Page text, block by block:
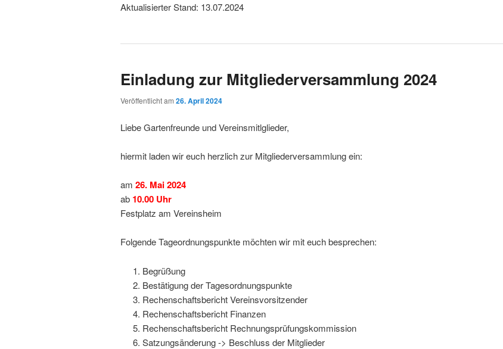
Aktualisierter Stand: 13.07.2024
Einladung zur Mitgliederversammlung 2024
Veröffentlicht am 26. April 2024
Liebe Gartenfreunde und Vereinsmitlglieder,
hiermit laden wir euch herzlich zur Mitgliederversammlung ein:
am 26. Mai 2024
ab 10.00 Uhr
Festplatz am Vereinsheim
Folgende Tageordnungspunkte möchten wir mit euch besprechen:
Begrüßung
Bestätigung der Tagesordnungspunkte
Rechenschaftsbericht Vereinsvorsitzender
Rechenschaftsbericht Finanzen
Rechenschaftsbericht Rechnungsprüfungskommission
Satzungsänderung -> Beschluss der Mitglieder